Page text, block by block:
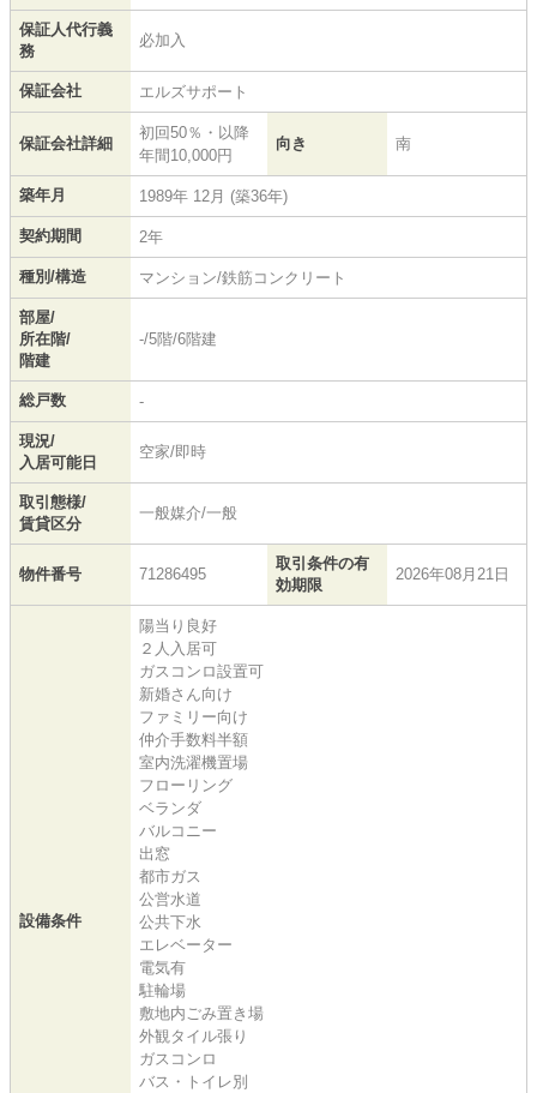
保証人代行義
務
必加入
保証会社 エルズサポート
保証会社詳細
初回50％・以降
年間10,000円
向き 南
築年月 1989年 12月 (築36年)
契約期間 2年
種別/構造 マンション/鉄筋コンクリート
部屋/
所在階/
階建
-/5階/6階建
総戸数 -
現況/
入居可能日
空家/即時
取引態様/
賃貸区分
一般媒介/一般
物件番号 71286495
取引条件の有
効期限
2026年08月21日
設備条件
陽当り良好
２人入居可
ガスコンロ設置可
新婚さん向け
ファミリー向け
仲介手数料半額
室内洗濯機置場
フローリング
ベランダ
バルコニー
出窓
都市ガス
公営水道
公共下水
エレベーター
電気有
駐輪場
敷地内ごみ置き場
外観タイル張り
ガスコンロ
バス・トイレ別